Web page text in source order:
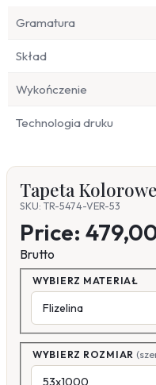
Gramatura
Skład
Wykończenie
Technologia druku
Tapeta
SKU: TR-5474-VER-53
Price:
Brutto
WYBIERZ MATERIAŁ
WYBIERZ ROZMIAR